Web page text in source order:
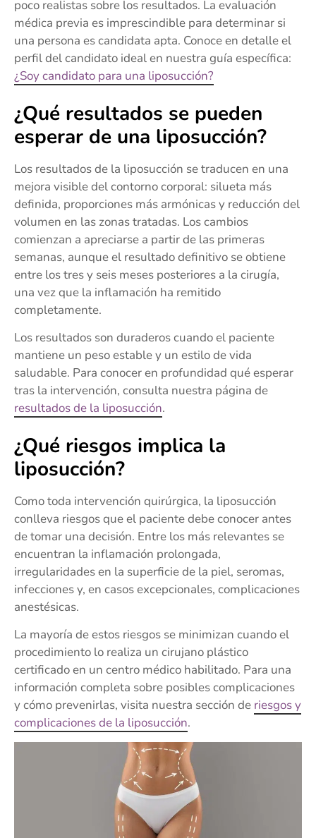
poco realistas sobre los resultados. La evaluación
médica previa es imprescindible para determinar si
una persona es candidata apta. Conoce en detalle el
perfil del candidato ideal en nuestra guía específica:
¿Soy candidato para una liposucción?
¿Qué resultados se pueden
esperar de una liposucción?
Los resultados de la liposucción se traducen en una
mejora visible del contorno corporal: silueta más
definida, proporciones más armónicas y reducción del
volumen en las zonas tratadas. Los cambios
comienzan a apreciarse a partir de las primeras
semanas, aunque el resultado definitivo se obtiene
entre los tres y seis meses posteriores a la cirugía,
una vez que la inflamación ha remitido
completamente.
Los resultados son duraderos cuando el paciente
mantiene un peso estable y un estilo de vida
saludable. Para conocer en profundidad qué esperar
tras la intervención, consulta nuestra página de
resultados de la liposucción.
¿Qué riesgos implica la
liposucción?
Como toda intervención quirúrgica, la liposucción
conlleva riesgos que el paciente debe conocer antes
de tomar una decisión. Entre los más relevantes se
encuentran la inflamación prolongada,
irregularidades en la superficie de la piel, seromas,
infecciones y, en casos excepcionales, complicaciones
anestésicas.
La mayoría de estos riesgos se minimizan cuando el
procedimiento lo realiza un cirujano plástico
certificado en un centro médico habilitado. Para una
información completa sobre posibles complicaciones
y cómo prevenirlas, visita nuestra sección de riesgos y
complicaciones de la liposucción.